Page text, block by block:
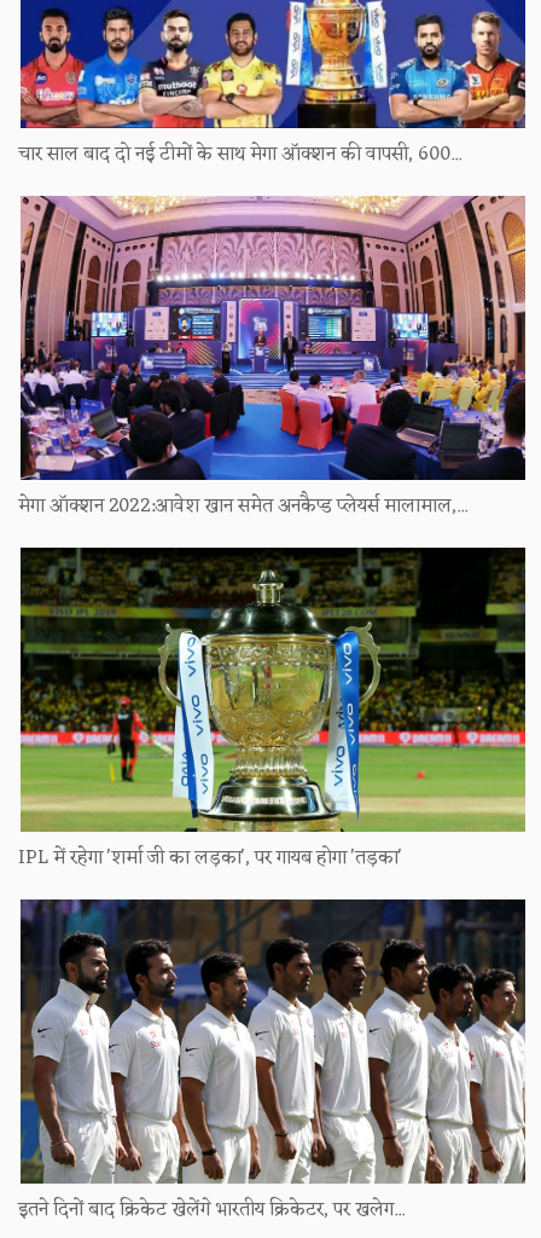
चार साल बाद दो नई टीमों के साथ मेगा ऑक्शन की वापसी, 600...
मेगा ऑक्शन 2022:आवेश खान समेत अनकैप्ड प्लेयर्स मालामाल,...
IPL में रहेगा 'शर्मा जी का लड़का', पर गायब होगा 'तड़का'
​इतने दिनों बाद क्रिकेट खेलेंगे भारतीय क्रिकेटर, पर खलेग...